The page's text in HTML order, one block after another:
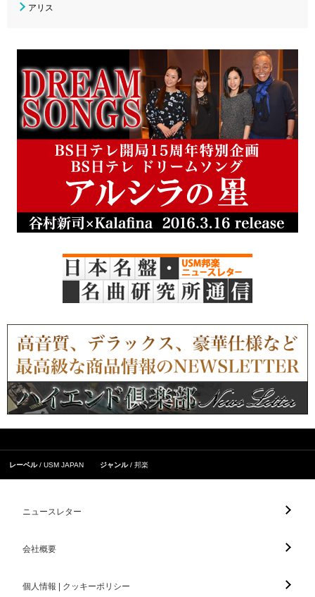
アリス
レーベル USM JAPAN ジャンル 邦楽
ニュースレター
会社概要
個人情報 | クッキーポリシー